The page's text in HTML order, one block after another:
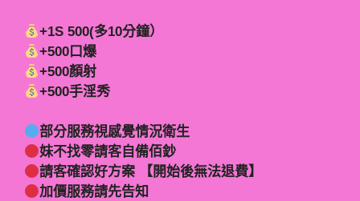
+1S 500(多10分鐘）
+500口爆
+500顏射
+500手淫秀
部分服務視感覺情況衛生
妹不找零請客自備佰鈔
請客確認好方案 【開始後無法退費】
加價服務請先告知